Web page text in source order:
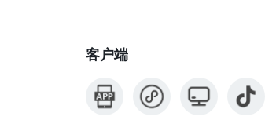
客户端